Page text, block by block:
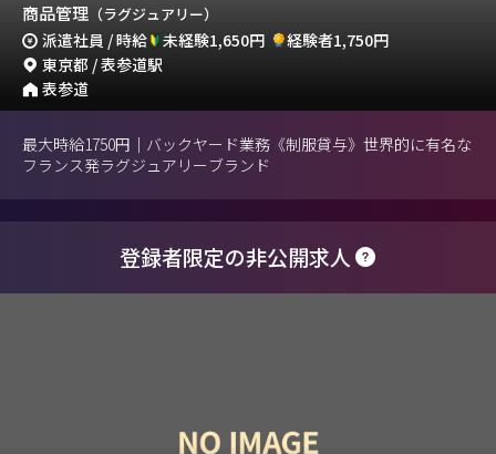
商品管理 （ラグジュアリー）
派遣社員 / 時給 未経験1,650円
経験者1,750円
東京都 / 表参道駅
表参道
最大時給1750円｜バックヤード業務《制服貸与》世界的に有名な
フランス発ラグジュアリーブランド
登録者限定の非公開求人